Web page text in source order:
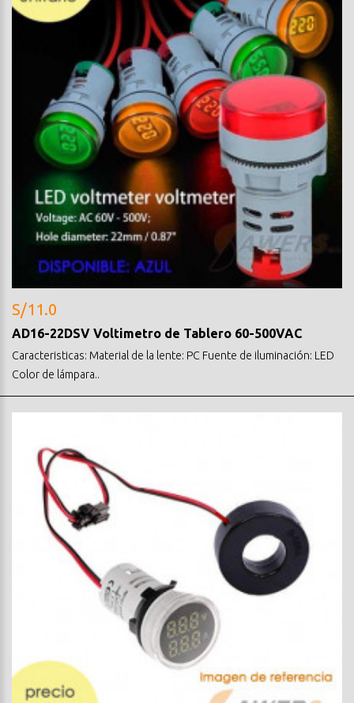
S/11.0
AD16-22DSV Voltimetro de Tablero 60-500VAC
Caracteristicas: Material de la lente: PC Fuente de iluminación: LED
Color de lámpara..